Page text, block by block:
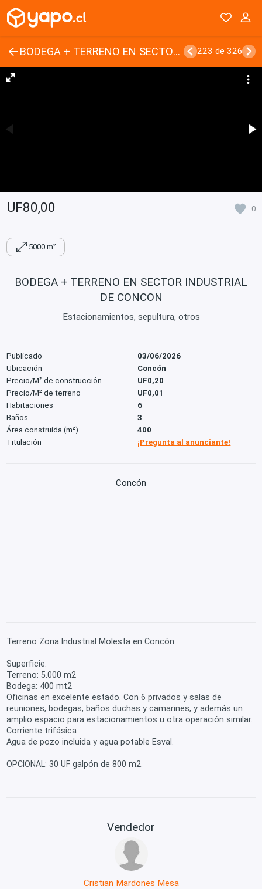
BODEGA + TERRENO EN SECTOR INDUSTRIAL DE CONCON 223 de 326
UF80,00 0
5000 m²
BODEGA + TERRENO EN SECTOR INDUSTRIAL
DE CONCON
Estacionamientos, sepultura, otros
Publicado
03/06/2026
Ubicación
Concón
Precio/M² de construcción
UF0,20
Precio/M² de terreno
UF0,01
Habitaciones
6
Baños
3
Área construida (m²)
400
Titulación
¡Pregunta al anunciante!
Concón
Terreno Zona Industrial Molesta en Concón.
Superficie:
Terreno: 5.000 m2
Bodega: 400 mt2
Oficinas en excelente estado. Con 6 privados y salas de
reuniones, bodegas, baños duchas y camarines, y además un
amplio espacio para estacionamientos u otra operación similar.
Corriente trifásica
Agua de pozo incluida y agua potable Esval.
OPCIONAL: 30 UF galpón de 800 m2.
Vendedor
Cristian Mardones Mesa